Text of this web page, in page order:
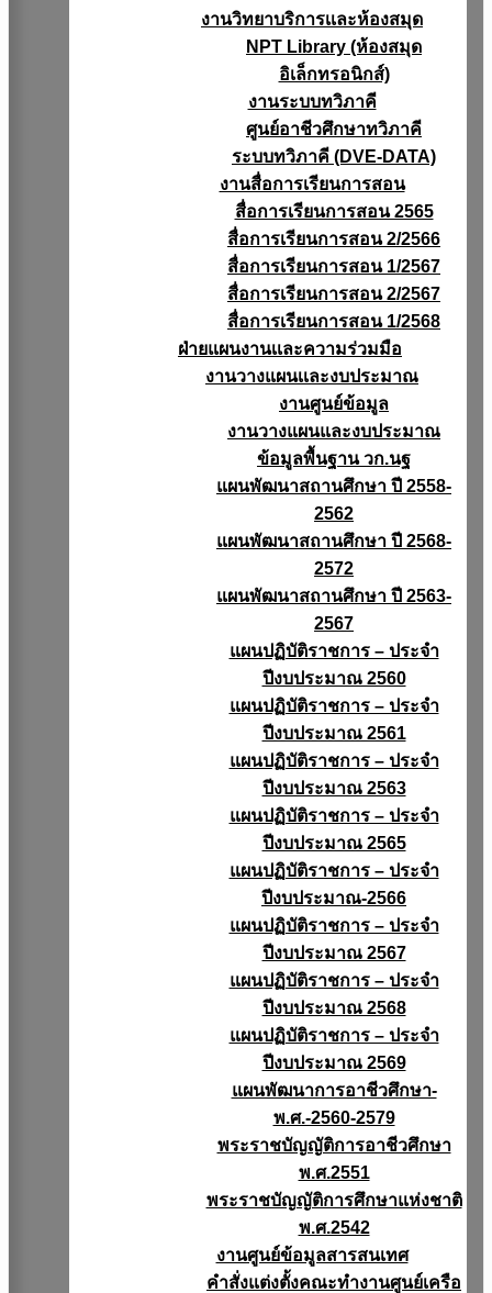
งานวิทยาบริการเเละห้องสมุด
NPT Library (ห้องสมุด
อิเล็กทรอนิกส์)
งานระบบทวิภาคี
ศูนย์อาชีวศึกษาทวิภาคี
ระบบทวิภาคี (DVE-DATA)
งานสื่อการเรียนการสอน
สื่อการเรียนการสอน 2565
สื่อการเรียนการสอน 2/2566
สื่อการเรียนการสอน 1/2567
สื่อการเรียนการสอน 2/2567
สื่อการเรียนการสอน 1/2568
ฝ่ายแผนงานเเละความร่วมมือ
งานวางแผนเเละงบประมาณ
งานศูนย์ข้อมูล
งานวางแผนและงบประมาณ
ข้อมูลพื้นฐาน วก.นฐ
แผนพัฒนาสถานศึกษา ปี 2558-
2562
แผนพัฒนาสถานศึกษา ปี 2568-
2572
แผนพัฒนาสถานศึกษา ปี 2563-
2567
แผนปฏิบัติราชการ – ประจำ
ปีงบประมาณ 2560
แผนปฏิบัติราชการ – ประจำ
ปีงบประมาณ 2561
แผนปฏิบัติราชการ – ประจำ
ปีงบประมาณ 2563
แผนปฏิบัติราชการ – ประจำ
ปีงบประมาณ 2565
แผนปฏิบัติราชการ – ประจำ
ปีงบประมาณ-2566
แผนปฏิบัติราชการ – ประจำ
ปีงบประมาณ 2567
แผนปฏิบัติราชการ – ประจำ
ปีงบประมาณ 2568
แผนปฏิบัติราชการ – ประจำ
ปีงบประมาณ 2569
แผนพัฒนาการอาชีวศึกษา-
พ.ศ.-2560-2579
พระราชบัญญัติการอาชีวศึกษา
พ.ศ.2551
พระราชบัญญัติการศึกษาแห่งชาติ
พ.ศ.2542
งานศูนย์ข้อมูลสารสนเทศ
คำสั่งแต่งตั้งคณะทำงานศูนย์เครือ